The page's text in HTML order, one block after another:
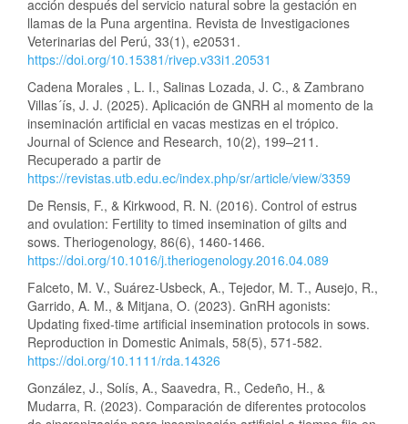
acción después del servicio natural sobre la gestación en
llamas de la Puna argentina. Revista de Investigaciones
Veterinarias del Perú, 33(1), e20531.
https://doi.org/10.15381/rivep.v33i1.20531
Cadena Morales , L. I., Salinas Lozada, J. C., & Zambrano
Villas´ís, J. J. (2025). Aplicación de GNRH al momento de la
inseminación artificial en vacas mestizas en el trópico.
Journal of Science and Research, 10(2), 199–211.
Recuperado a partir de
https://revistas.utb.edu.ec/index.php/sr/article/view/3359
De Rensis, F., & Kirkwood, R. N. (2016). Control of estrus
and ovulation: Fertility to timed insemination of gilts and
sows. Theriogenology, 86(6), 1460-1466.
https://doi.org/10.1016/j.theriogenology.2016.04.089
Falceto, M. V., Suárez‐Usbeck, A., Tejedor, M. T., Ausejo, R.,
Garrido, A. M., & Mitjana, O. (2023). GnRH agonists:
Updating fixed‐time artificial insemination protocols in sows.
Reproduction in Domestic Animals, 58(5), 571-582.
https://doi.org/10.1111/rda.14326
González, J., Solís, A., Saavedra, R., Cedeño, H., &
Mudarra, R. (2023). Comparación de diferentes protocolos